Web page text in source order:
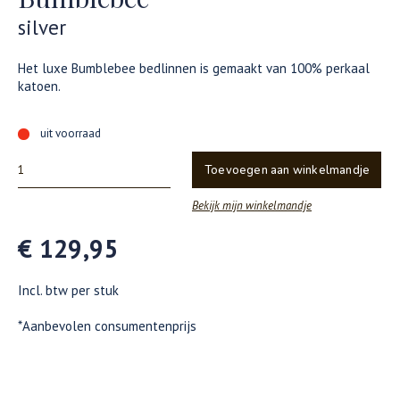
silver
Het luxe Bumblebee bedlinnen is gemaakt van 100% perkaal
katoen.
uit voorraad
Toevoegen aan winkelmandje
Bekijk mijn winkelmandje
€ 129,95
Incl. btw per stuk
*Aanbevolen consumentenprijs